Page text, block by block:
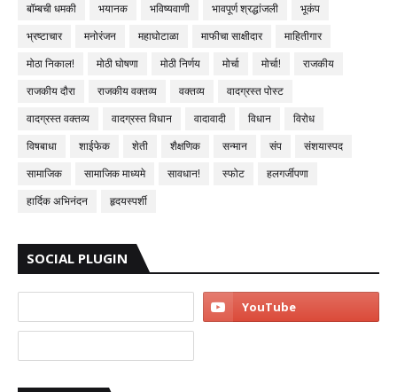
बॉम्बची धमकी
भयानक भविष्यवाणी भावपूर्ण श्रद्धांजली
भूकंप
भ्रष्टाचार
मनोरंजन महाघोटाळा माफीचा साक्षीदार
माहितीगार
मोठा निकाल!
मोठी घोषणा मोठी निर्णय मोर्चा मोर्चा!
राजकीय
राजकीय दौरा
राजकीय वक्तव्य वक्तव्य
वादग्रस्त पोस्ट
वादग्रस्त वक्तव्य
वादग्रस्त विधान वादावादी विधान
विरोध
विषबाधा
शाईफेक शेती शैक्षणिक सन्मान संप
संशयास्पद
सामाजिक
सामाजिक माध्यमे सावधान! स्फोट
हलगर्जीपणा
हार्दिक अभिनंदन
हृदयस्पर्शी
SOCIAL PLUGIN